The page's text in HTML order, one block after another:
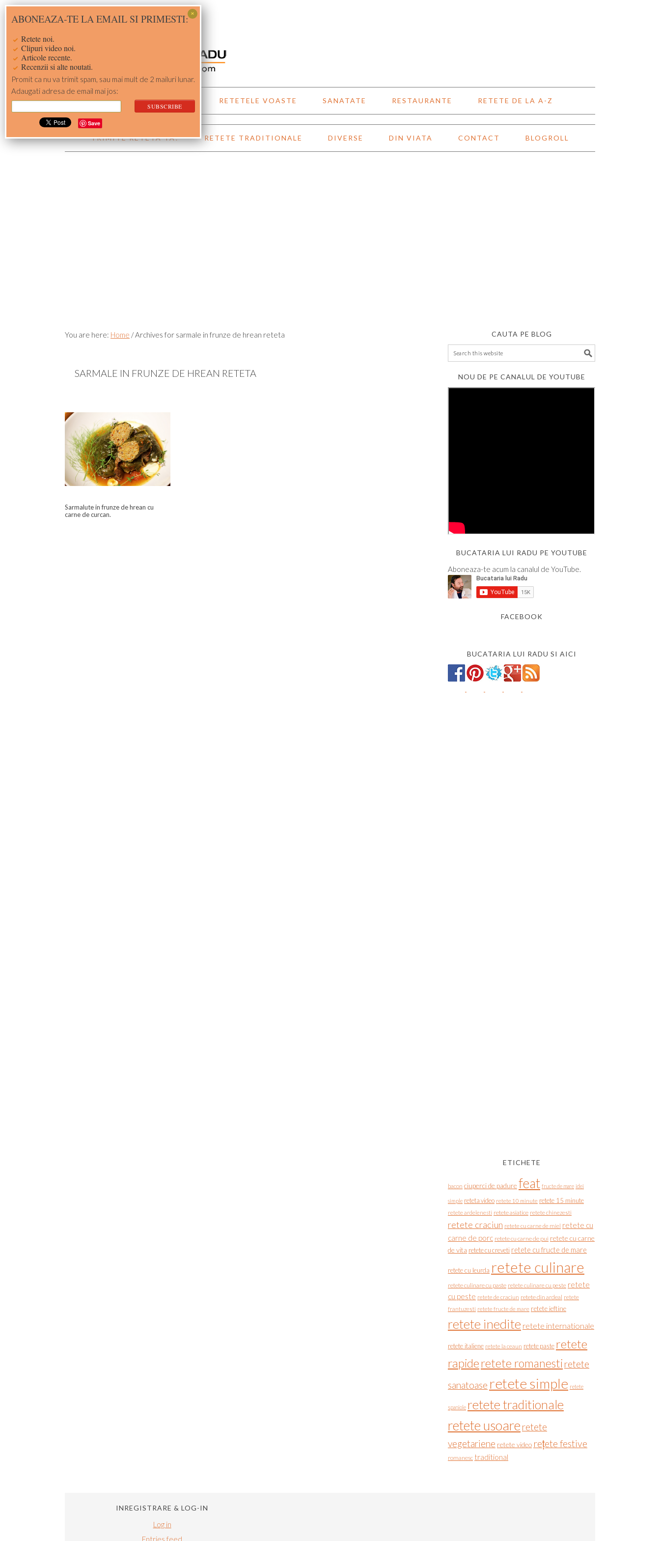
Skip
to
Skip
to
Skip
to
Skip
to
ACASA RETETE RETETELE VOASTE SANATATE RESTAURANTE RETETE DE LA A-Z
TRIMITE RETETA TA! RETETE TRADITIONALE DIVERSE DIN VIATA CONTACT BLOGROLL
You are here: Home /Archives for sarmale in frunze de hrean reteta
SARMALE IN FRUNZE DE HREAN RETETA
Sarmalute in frunze de hrean cu
carne de curcan.
CAUTA PE BLOG
NOU DE PE CANALUL DE YOUTUBE
BUCATARIA LUI RADU PE YOUTUBE
Aboneaza-te acum la canalul de YouTube.
FACEBOOK
BUCATARIA LUI RADU SI AICI
ETICHETE
bacon ciuperci de padure feat fructe de mare idei
simple reteta video retete 10 minute retete 15 minute
retete ardelenesti retete asiatice retete chinezesti
retete craciun retete cu carne de miel retete cu
carne de porc retete cu carne de pui retete cu carne
de vita retete cu creveti retete cu fructe de mare
retete cu leurda retete culinare
retete culinare cu paste retete culinare cu peste retete
cu peste retete de craciun retete din ardeal retete
frantuzesti retete fructe de mare retete ieftine
retete inedite retete internationale
retete italiene retete la ceaun retete paste retete
rapideretete romanesti retete
sanatoase retete simple retete
spaniole retete traditionale
retete usoare retete
vegetariene retete video rețete festive
romanesc traditional
INREGISTRARE & LOG-IN
Log in
Entries feed
ABONEAZA-TE LA EMAIL SI PRIMESTI:
Retete noi.
Clipuri video noi.
Articole recente.
Recenzii si alte noutati.
Promit ca nu va trimit spam, sau mai mult de 2 mailuri lunar.
Adaugati adresa de email mai jos:
Save